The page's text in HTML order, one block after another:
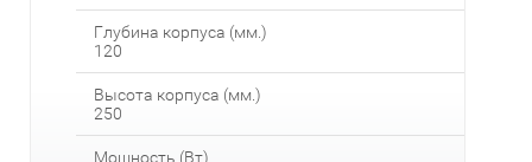
Глубина корпуса (мм.)
120
Высота корпуса (мм.)
250
Мощность (Вт)